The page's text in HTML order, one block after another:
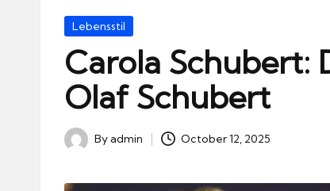
Posted
Lebensstil
Carola Schubert:
Olaf Schubert
Posted
Byadmin October 12, 2025